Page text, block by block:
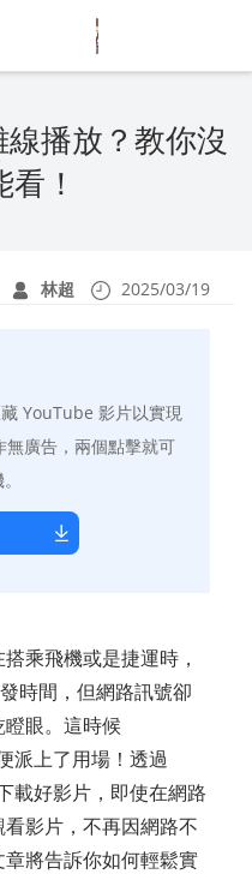
播放？教你沒
！
林超 2025/03/19
YouTube 影片以實現
廣告，兩個點擊就可
乘飛機或是捷運時，
時間，但網路訊號卻
眼。這時候
派上了用場！透過
載好影片，即使在網路
影片，不再因網路不
將告訴你如何輕鬆實